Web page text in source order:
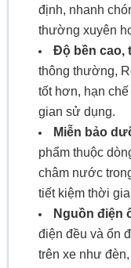
định, nhanh
thường xuyên
Độ bền cao,
thông thường,
tốt hơn, hạn
gian sử dụng.
Miễn bảo
phẩm thuộc
châm nước
tiết kiệm thời
Nguồn điện
điện đều và ổn
trên xe như